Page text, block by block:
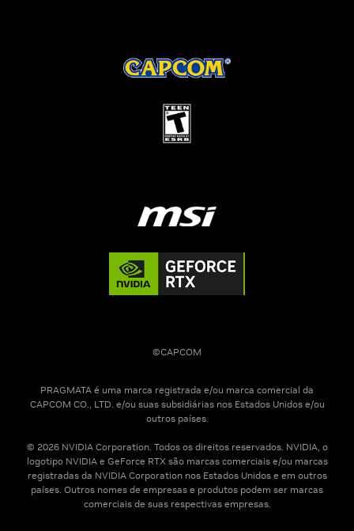
©CAPCOM
PRAGMATA é uma marca registrada e/ou marca comercial da
CAPCOM CO., LTD. e/ou suas subsidiárias nos Estados Unidos e/ou
outros países.
© 2026 NVIDIA Corporation. Todos os direitos reservados. NVIDIA, o
logotipo NVIDIA e GeForce RTX são marcas comerciais e/ou marcas
registradas da NVIDIA Corporation nos Estados Unidos e em outros
países. Outros nomes de empresas e produtos podem ser marcas
comerciais de suas respectivas empresas.